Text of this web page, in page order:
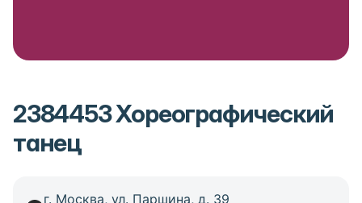
2384453 Хореографический
танец
г. Москва, ул. Паршина, д. 39